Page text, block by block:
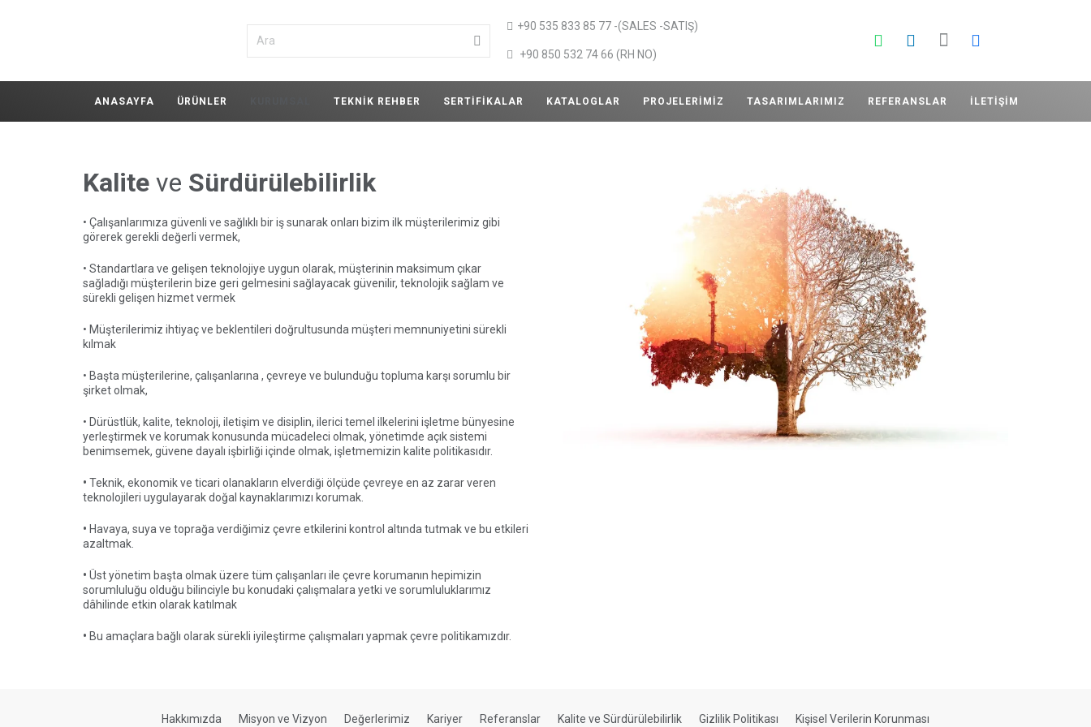
+90 535 833 85 77 -(SALES -SATIŞ)
+90 850 532 74 66 (RH NO)
ANASAYFA ÜRÜNLER TEKNIK REHBER SERTIFIKALAR KATALOGLAR PROJELERIMIZ TASARIMLARIMIZ REFERANSLAR İLETIŞIM
Kalite ve Sürdürülebilirlik
• Çalışanlarımıza güvenli ve sağlıklı bir iş sunarak onları bizim ilk müşterilerimiz gibi
görerek gerekli değerli vermek,
• Standartlara ve gelişen teknolojiye uygun olarak, müşterinin maksimum çıkar
sağladığı müşterilerin bize geri gelmesini sağlayacak güvenilir, teknolojik sağlam ve
sürekli gelişen hizmet vermek
• Müşterilerimiz ihtiyaç ve beklentileri doğrultusunda müşteri memnuniyetini sürekli
kılmak
• Başta müşterilerine, çalışanlarına , çevreye ve bulunduğu topluma karşı sorumlu bir
şirket olmak,
• Dürüstlük, kalite, teknoloji, iletişim ve disiplin, ilerici temel ilkelerini işletme bünyesine
yerleştirmek ve korumak konusunda mücadeleci olmak, yönetimde açık sistemi
benimsemek, güvene dayalı işbirliği içinde olmak, işletmemizin kalite politikasıdır.
• Teknik, ekonomik ve ticari olanakların elverdiği ölçüde çevreye en az zarar veren
teknolojileri uygulayarak doğal kaynaklarımızı korumak.
• Havaya, suya ve toprağa verdiğimiz çevre etkilerini kontrol altında tutmak ve bu etkileri
azaltmak.
• Üst yönetim başta olmak üzere tüm çalışanları ile çevre korumanın hepimizin
sorumluluğu olduğu bilinciyle bu konudaki çalışmalara yetki ve sorumluluklarımız
dâhilinde etkin olarak katılmak
• Bu amaçlara bağlı olarak sürekli iyileştirme çalışmaları yapmak çevre politikamızdır.
Hakkımızda Misyon ve Vizyon Değerlerimiz Kariyer Referanslar Kalite ve Sürdürülebilirlik Gizlilik Politikası Kişisel Verilerin Korunması